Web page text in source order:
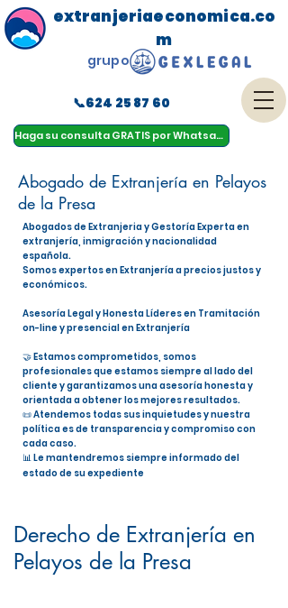
Haga su consulta GRATIS por Whatsapp
menu
extranjeriaeconomica.co
m
📞624 25 87 60
grupo
Abogado de Extranjería en Pelayos
de la Presa
Abogados de Extranjeria y Gestoría Experta en
extranjería, inmigración y nacionalidad
española.
Somos expertos en Extranjería a precios justos y
económicos.
Asesoría Legal y Honesta Líderes en Tramitación
on-line y presencial en Extranjería
🤝 Estamos comprometidos, somos
profesionales que estamos siempre al lado del
cliente y garantizamos una asesoría honesta y
orientada a obtener los mejores resultados.
📜 Atendemos todas sus inquietudes y nuestra
política es de transparencia y compromiso con
cada caso.
📊 Le mantendremos siempre informado del
estado de su expediente
Derecho de Extranjería en
Pelayos de la Presa